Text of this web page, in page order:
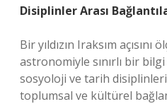
Disiplinler Arası
Bir yıldızın Iraksım açısını
astronomiyle sınırlı bir
sosyoloji ve tarih
toplumsal ve kültürel